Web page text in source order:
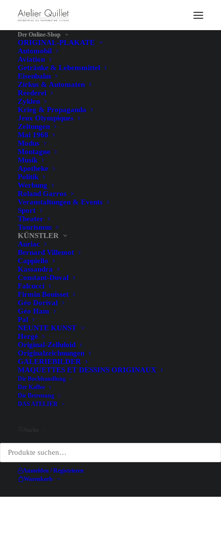
Der Online-Shop
ORIGINAL-PLAKATE
Automobil
Aviation
Getränke & Lebensmittel
Eisenbahn
Zirkus & Automaten
Reederei
Zyklen
Krieg & Propaganda
Jeux Olympiques
Zeitungen
Mai 1968
Modus
Montagne
Musik
Apotheke
Politik
Werbung
Roland Garros
Veranstaltungen & Events
Sport
Theater
Tourismus
KÜNSTLER
Auriac
Bernard Villemot
Cappiello
Kassandra
Constant-Duval
Falcucci
Firmin Bouisset
Géo Dorival
Géo Ham
Pal
NEUNTE KUNST
Hergé
Original-Zelluloid
Originalzeichnungen
GALERIEBILDER
MAQUETTES ET DESSINS ORIGINAUX
Die Buchhandlung
Der Kaffee
Die Betreuung
DAS ATELIER
Anmelden / Registrieren
Warenkorb
Filter ausblenden